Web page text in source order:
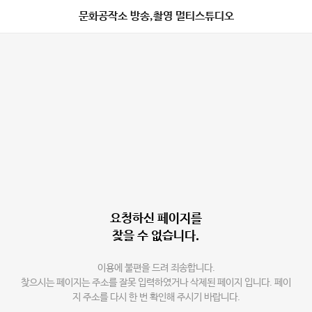
문화공작소 방송,촬영 멀티스튜디오
요청하신 페이지를
찾을 수 없습니다.
이용에 불편을 드려 죄송합니다.
찾으시는 페이지는 주소를 잘못 입력하였거나 삭제된 페이지 입니다. 페이
지 주소를 다시 한 번 확인해 주시기 바랍니다.